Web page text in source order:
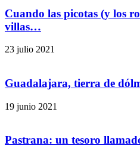
Cuando las picotas (y los
villas…
23 julio 2021
Guadalajara, tierra de
19 junio 2021
Pastrana: un tesoro